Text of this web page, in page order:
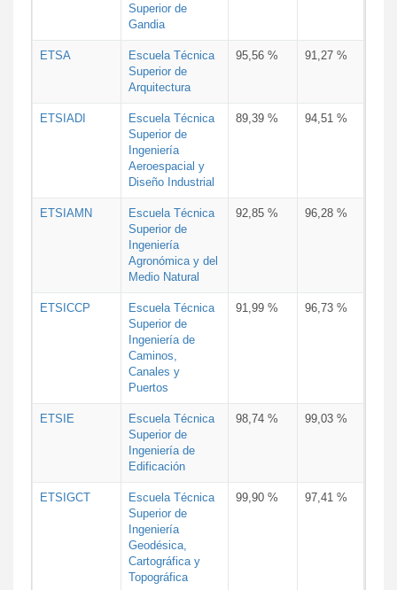
Superior de
Gandia
ETSA
Escuela Técnica
Superior de
Arquitectura
95,56 % 91,27 %
ETSIADI
Escuela Técnica
Superior de
Ingeniería
Aeroespacial y
Diseño Industrial
89,39 % 94,51 %
ETSIAMN
Escuela Técnica
Superior de
Ingeniería
Agronómica y del
Medio Natural
92,85 % 96,28 %
ETSICCP
Escuela Técnica
Superior de
Ingeniería de
Caminos,
Canales y
Puertos
91,99 % 96,73 %
ETSIE
Escuela Técnica
Superior de
Ingeniería de
Edificación
98,74 % 99,03 %
ETSIGCT
Escuela Técnica
Superior de
Ingeniería
Geodésica,
Cartográfica y
Topográfica
99,90 % 97,41 %